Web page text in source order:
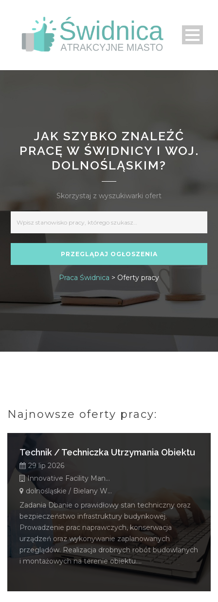
JAK SZYBKO ZNALEŹĆ
PRACĘ W ŚWIDNICY I WOJ.
DOLNOŚLĄSKIM?
Skorzystaj z wyszukiwarki ofert
Praca Świdnica > Oferty pracy
Najnowsze oferty pracy:
Technik / Techniczka Utrzymania Obiektu
29 lip 2026
Innovative Facility Management Polska Sp. z o. o.
dolnośląskie / Bielany Wrocławskie
Zadania Dbanie o prawidłowy stan techniczny oraz
bezpieczeństwo infrastruktury budynkowej.
Prowadzenie prac naprawczych, konserwacja
urządzeń oraz wykonywanie zaplanowanych
przeglądów. Realizacja drobnych robót budowlanych
i montażowych na terenie obiektu....